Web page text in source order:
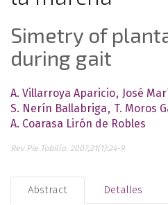
Simetry of
during gait
A. Villarroya Aparicio José
S. Nerín Ballabriga
T. Moros
A. Coarasa Lirón de Robles
Rev Pie Tobillo. 2007;21(1):24-9
Abstract Detalles